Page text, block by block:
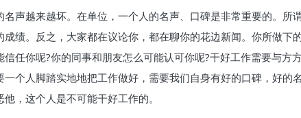
名声越来越坏。在单位，一个人的名声、口碑是非常重要的。
成绩。反之，大家都在议论你，都在聊你的花边新闻。你所做
信任你呢?你的同事和朋友怎么可能认可你呢?干好工作需要与
一个人脚踏实地地把工作做好，需要我们自身有好的口碑，好
，这个人是不可能干好工作的。